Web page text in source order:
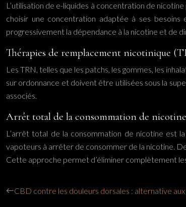
L’utilisation de e-liquides à concentration de
choisir une concentration adaptée à ses
progressivement la dépendance à la nicotine et de
Thérapies de remplacement nicotinique
Les TRN, telles que les patchs, les gommes, les
sur ordonnance et doivent être utilisées sous la
associés.
Arrêt total de la consommation de nicotine
L’arrêt total de la consommation de nicotine est
vapoteurs à arrêter de consommer de la nicotine.
Cette approche permet d’éliminer complètement
CBD contre les douleurs dorsales : alternative